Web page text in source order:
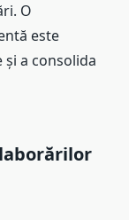
O
este
a consolida